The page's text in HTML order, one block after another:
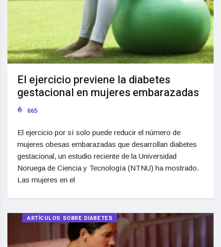
El ejercicio previene la diabetes
gestacional en mujeres embarazadas
665
El ejercicio por sí solo puede reducir el número de
mujeres obesas embarazadas que desarrollan diabetes
gestacional, un estudio reciente de la Universidad
Noruega de Ciencia y Tecnología (NTNU) ha mostrado.
Las mujeres en el
ARTÍCULOS SOBRE DIABETES